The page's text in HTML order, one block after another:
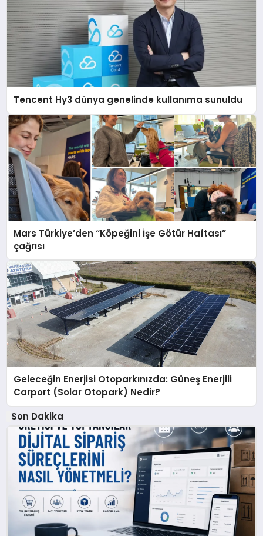
Tencent Hy3 dünya genelinde kullanıma sunuldu
Mars Türkiye’den “Köpeğini İşe Götür Haftası”
çağrısı
Geleceğin Enerjisi Otoparkınızda: Güneş Enerjili
Carport (Solar Otopark) Nedir?
Son Dakika